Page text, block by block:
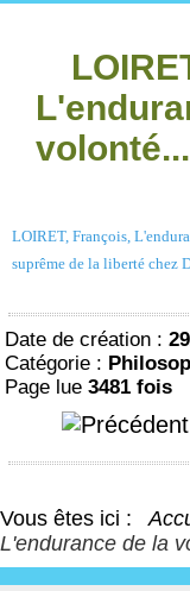
LOIRET, François,
suprême de la liberté chez
Date de création :
Catégorie :
Page lue 3481 fois
Vous êtes ici :
L'endurance de la